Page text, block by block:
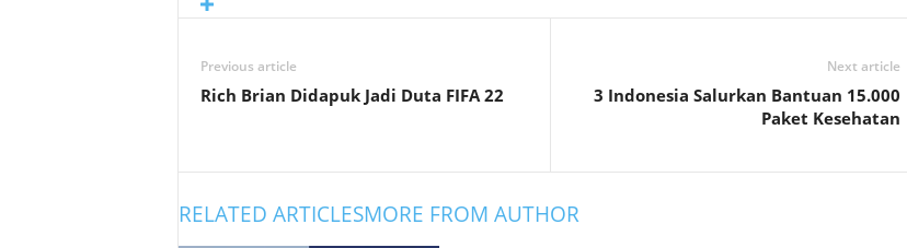
Previous article
Rich Brian Didapuk Jadi Duta FIFA 22
Next article
3 Indonesia Salurkan Bantuan 15.000
Paket Kesehatan
RELATED ARTICLESMORE FROM AUTHOR